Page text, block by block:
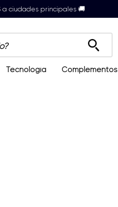
a ciudades principales 🚚
Tecnología Complementos